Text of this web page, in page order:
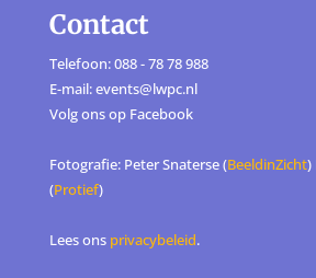
Contact
Telefoon: 088 - 78 78 988
E-mail: events@lwpc.nl
Volg ons op Facebook
Fotografie: Peter Snaterse (BeeldinZicht)
(Protief)
Lees ons privacybeleid.